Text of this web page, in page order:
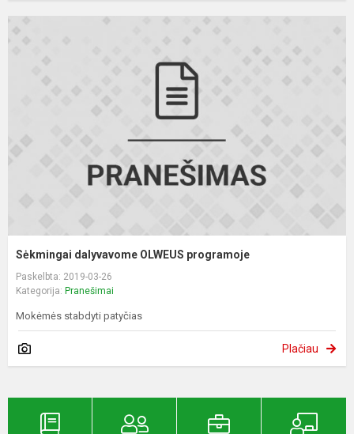
Sėkmingai dalyvavome OLWEUS programoje
Paskelbta: 2019-03-26
Kategorija: Pranešimai
Mokėmės stabdyti patyčias
Plačiau